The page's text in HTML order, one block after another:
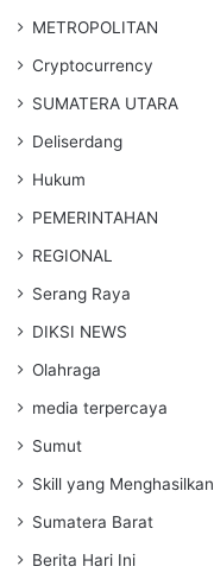
METROPOLITAN
Cryptocurrency
SUMATERA UTARA
Deliserdang
Hukum
PEMERINTAHAN
REGIONAL
Serang Raya
DIKSI NEWS
Olahraga
media terpercaya
Sumut
Skill yang Menghasilkan
Sumatera Barat
Berita Hari Ini